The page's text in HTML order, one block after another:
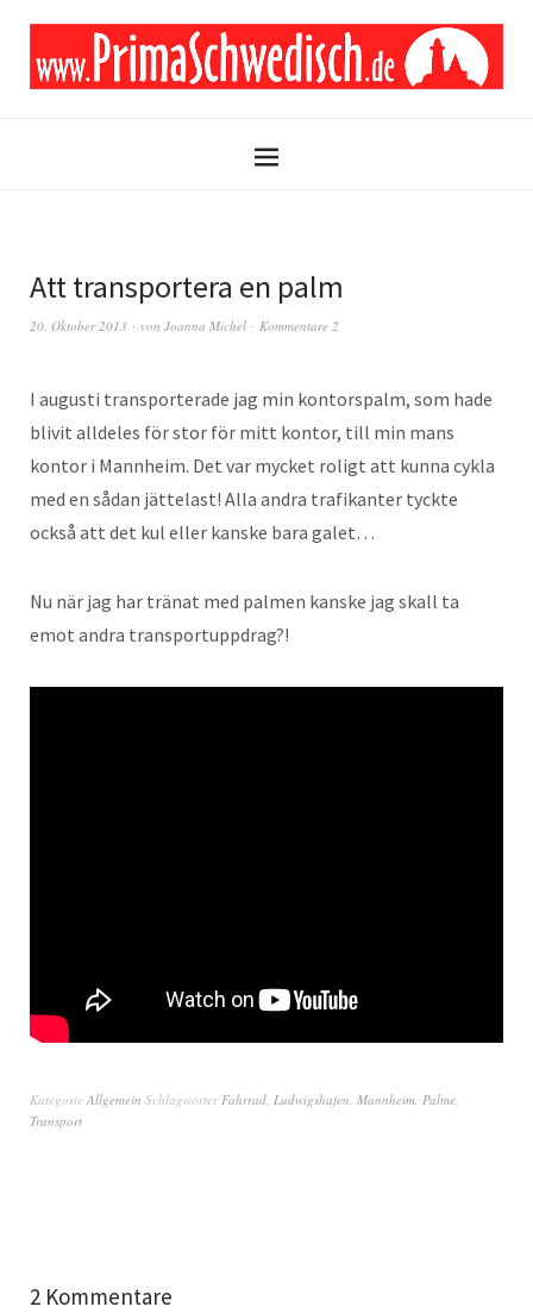
Att transportera en palm
20. Oktober 2013 von Joanna Michel Kommentare 2
I augusti transporterade jag min kontorspalm, som hade
blivit alldeles för stor för mitt kontor, till min mans
kontor i Mannheim. Det var mycket roligt att kunna cykla
med en sådan jättelast! Alla andra trafikanter tyckte
också att det kul eller kanske bara galet…
Nu när jag har tränat med palmen kanske jag skall ta
emot andra transportuppdrag?!
Kategorie Allgemein SchlagwörterFahrrad, Ludwigshafen, Mannheim, Palme,
Transport
2 Kommentare